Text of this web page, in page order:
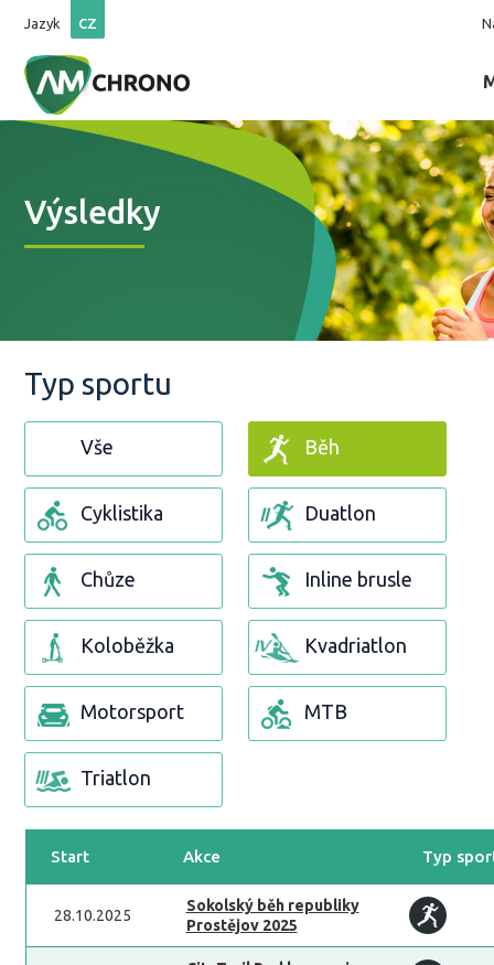
Jazyk CZ
Výsledky
Typ sportu
Vše Běh
Cyklistika Duatlon
Chůze Inline brusle
Koloběžka Kvadriatlon
Motorsport MTB
Triatlon
Start Akce Typ
28.10.2025
Sokolský běh republiky
Prostějov 2025